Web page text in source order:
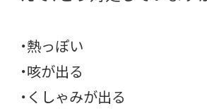
・熱っぽい
・咳が出る
・くしゃみが出る